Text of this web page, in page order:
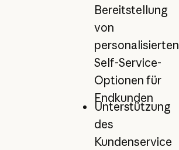
Bereitstellung
von
personalisierten
Self-Service-
Optionen für
Endkunden
Unterstützung
des
Kundenservice